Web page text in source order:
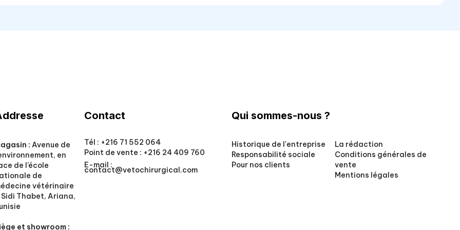
: Avenue de
en
de l’école
de
vétérinaire
Sidi Thabet, Ariana,
et showroom :
Contact
Tél : +216 71 552 064
Point de vente : +216 24 409 760
E-mail :
contact@vetochirurgical.com
Qui sommes-nous ?
Historique de l'entreprise
Responsabilité sociale
Pour nos clients
La rédaction
Conditions générales de
vente
Mentions légales